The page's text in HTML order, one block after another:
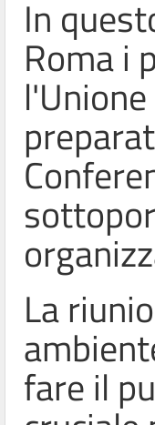
In
Roma i
La
fare il